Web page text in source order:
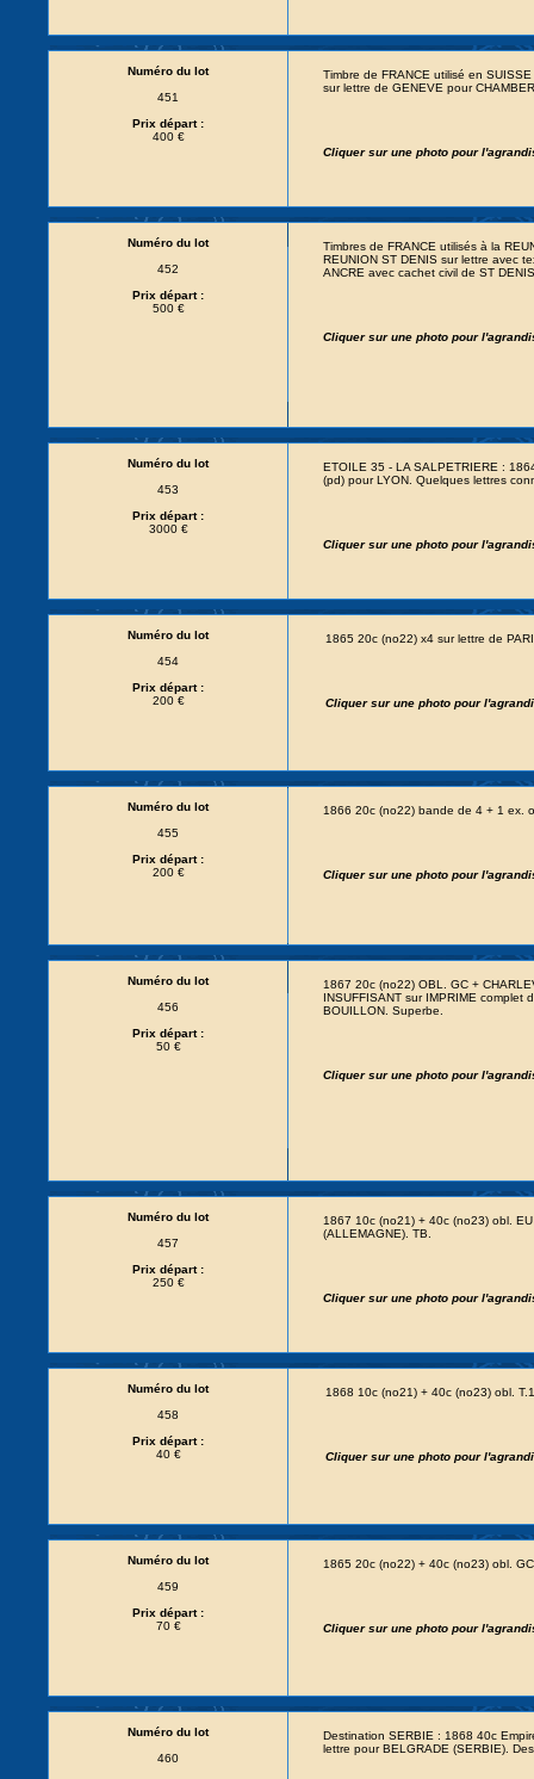
Numéro du lot
451
Prix départ :
400 €
Timbre de FRANCE utilisé en
sur lettre de GENEVE pour
Cliquer sur une photo pour
Numéro du lot
452
Prix départ :
500 €
Timbres de FRANCE utilisés à la
REUNION ST DENIS sur lettre avec
ANCRE avec cachet civil de ST
Cliquer sur une photo pour
Numéro du lot
453
Prix départ :
3000 €
ETOILE 35 - LA SALPETRIERE :
(pd) pour LYON. Quelques lettres
Cliquer sur une photo pour
Numéro du lot
454
Prix départ :
200 €
1865 20c (no22) x4 sur lettre de
Cliquer sur une photo pour
Numéro du lot
455
Prix départ :
200 €
1866 20c (no22) bande de 4 + 1 ex.
Cliquer sur une photo pour
Numéro du lot
456
Prix départ :
50 €
1867 20c (no22) OBL. GC +
INSUFFISANT sur IMPRIME complet
BOUILLON. Superbe.
Cliquer sur une photo pour
Numéro du lot
457
Prix départ :
250 €
1867 10c (no21) + 40c (no23) obl.
(ALLEMAGNE). TB.
Cliquer sur une photo pour
Numéro du lot
458
Prix départ :
40 €
1868 10c (no21) + 40c (no23) obl.
Cliquer sur une photo pour
Numéro du lot
459
Prix départ :
70 €
1865 20c (no22) + 40c (no23) obl.
Cliquer sur une photo pour
Numéro du lot
460
Destination SERBIE : 1868 40c
lettre pour BELGRADE (SERBIE).